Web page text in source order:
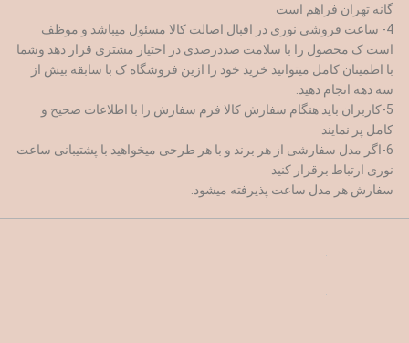
گانه تهران فراهم است
4- ساعت فروشی نوری در اقبال اصالت کالا مسئول میباشد و موظف
است ک محصول را با سلامت صددرصدی در اختیار مشتری قرار دهد وشما
با اطمینان کامل میتوانید خرید خود را ازین فروشگاه ک با سابقه بیش از
سه دهه انجام دهید.
5-کاربران باید هنگام سفارش کالا فرم سفارش را با اطلاعات صحیح و
کامل پر نمایند
6-اگر مدل سفارشی از هر برند و با هر طرحی میخواهید با پشتیبانی ساعت
نوری ارتباط برقرار کنید
سفارش هر مدل ساعت پذیرفته میشود.